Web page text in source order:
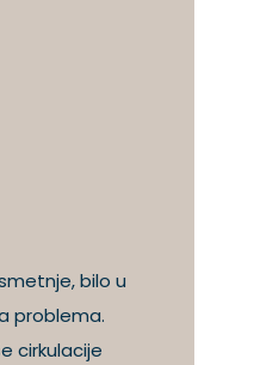
bilo u
problema.
cirkulacije